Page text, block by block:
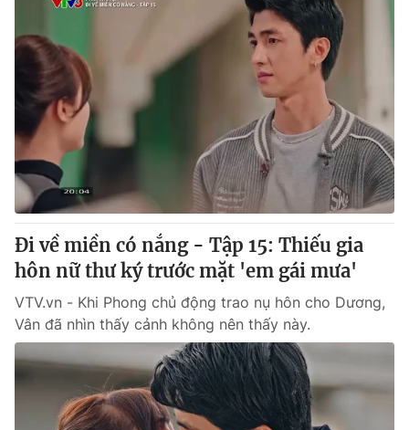
Đi về miền có nắng - Tập 15: Thiếu gia
hôn nữ thư ký trước mặt 'em gái mưa'
VTV.vn - Khi Phong chủ động trao nụ hôn cho Dương,
Vân đã nhìn thấy cảnh không nên thấy này.